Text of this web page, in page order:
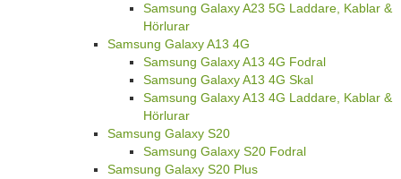
Samsung Galaxy A23 5G Laddare, Kablar &
Hörlurar
Samsung Galaxy A13 4G
Samsung Galaxy A13 4G Fodral
Samsung Galaxy A13 4G Skal
Samsung Galaxy A13 4G Laddare, Kablar &
Hörlurar
Samsung Galaxy S20
Samsung Galaxy S20 Fodral
Samsung Galaxy S20 Plus